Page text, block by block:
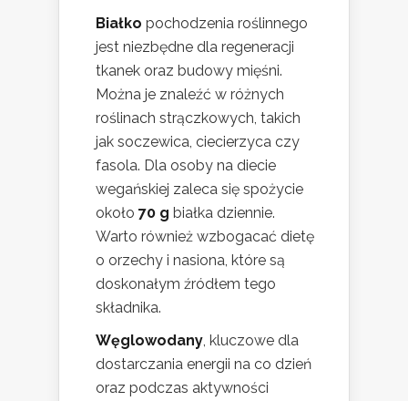
Białko pochodzenia roślinnego
jest niezbędne dla regeneracji
tkanek oraz budowy mięśni.
Można je znaleźć w różnych
roślinach strączkowych, takich
jak soczewica, ciecierzyca czy
fasola. Dla osoby na diecie
wegańskiej zaleca się spożycie
około 70 g białka dziennie.
Warto również wzbogacać dietę
o orzechy i nasiona, które są
doskonałym źródłem tego
składnika.
Węglowodany, kluczowe dla
dostarczania energii na co dzień
oraz podczas aktywności